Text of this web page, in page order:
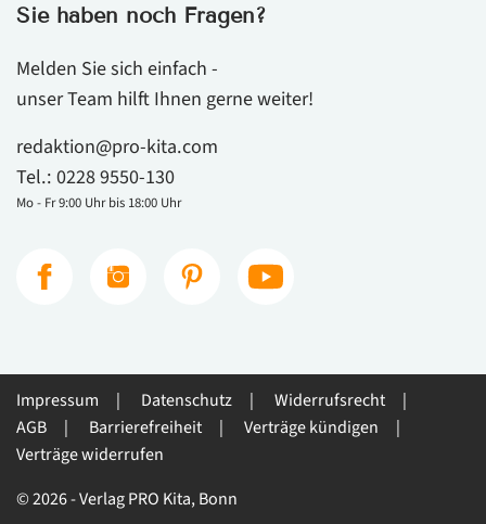
Sie haben noch Fragen?
Melden Sie sich einfach -
unser Team hilft Ihnen gerne weiter!
redaktion@pro-kita.com
Tel.:0228 9550-130
Mo - Fr 9:00 Uhr bis 18:00 Uhr
Impressum Datenschutz
Widerrufsrecht
AGB
Barrierefreiheit
Verträge kündigen
Verträge widerrufen
© 2026 - Verlag PRO Kita, Bonn